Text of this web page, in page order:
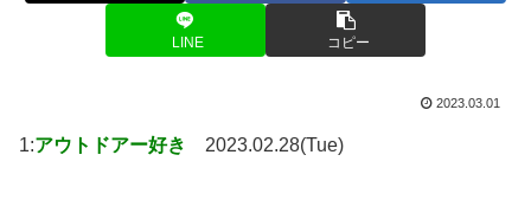
LINE コピー
2023.03.01
1:アウトドアー好き 2023.02.28(Tue)